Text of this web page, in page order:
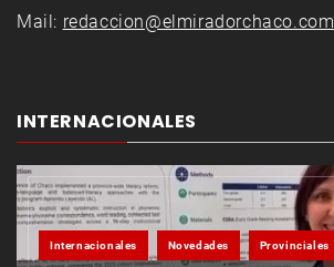
Mail: redaccion@elmiradorchaco.com
INTERNACIONALES
Internacionales Novedades Provinciales